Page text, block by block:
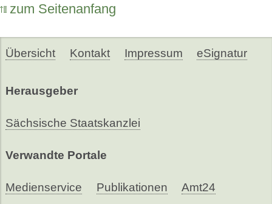
zum Seitenanfang
Übersicht Kontakt Impressum eSignatur
Herausgeber
Sächsische Staatskanzlei
Verwandte Portale
Medienservice Publikationen Amt24